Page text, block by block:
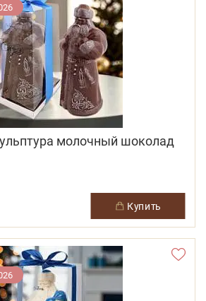
молочный шоколад
купить